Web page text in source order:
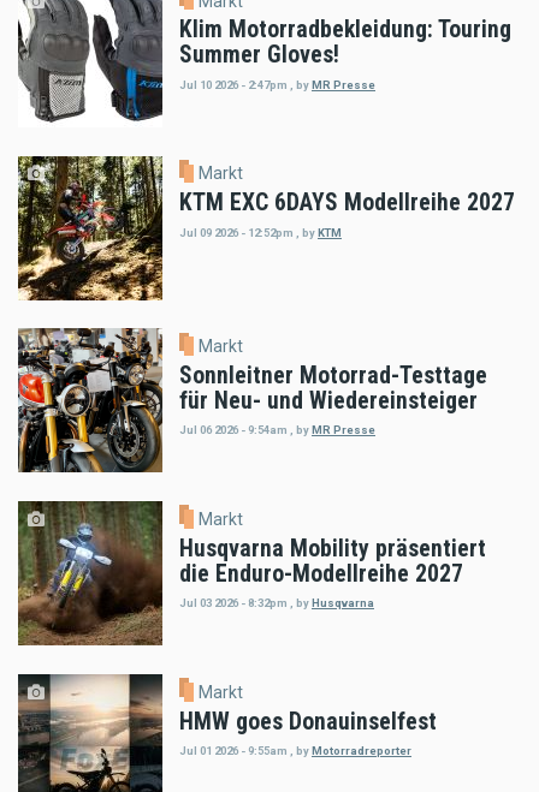
Klim Motorradbekleidung: Touring
Summer Gloves!
Jul 10 2026 - 2:47pm byMR Presse
Markt
KTM EXC 6DAYS Modellreihe 2027
Jul 09 2026 - 12:52pm byKTM
Markt
Sonnleitner Motorrad-Testtage
für Neu- und Wiedereinsteiger
Jul 06 2026 - 9:54am , byMR Presse
Markt
Husqvarna Mobility präsentiert
die Enduro-Modellreihe 2027
Jul 03 2026 - 8:32pm byHusqvarna
Markt
HMW goes Donauinselfest
Jul 01 2026 - 9:55am byMotorradreporter